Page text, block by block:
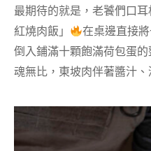
最期待的就是，老饕們口
紅燒肉飯」
在桌邊直接
倒入鋪滿十顆飽滿荷包蛋
魂無比，東坡肉伴著醬汁、